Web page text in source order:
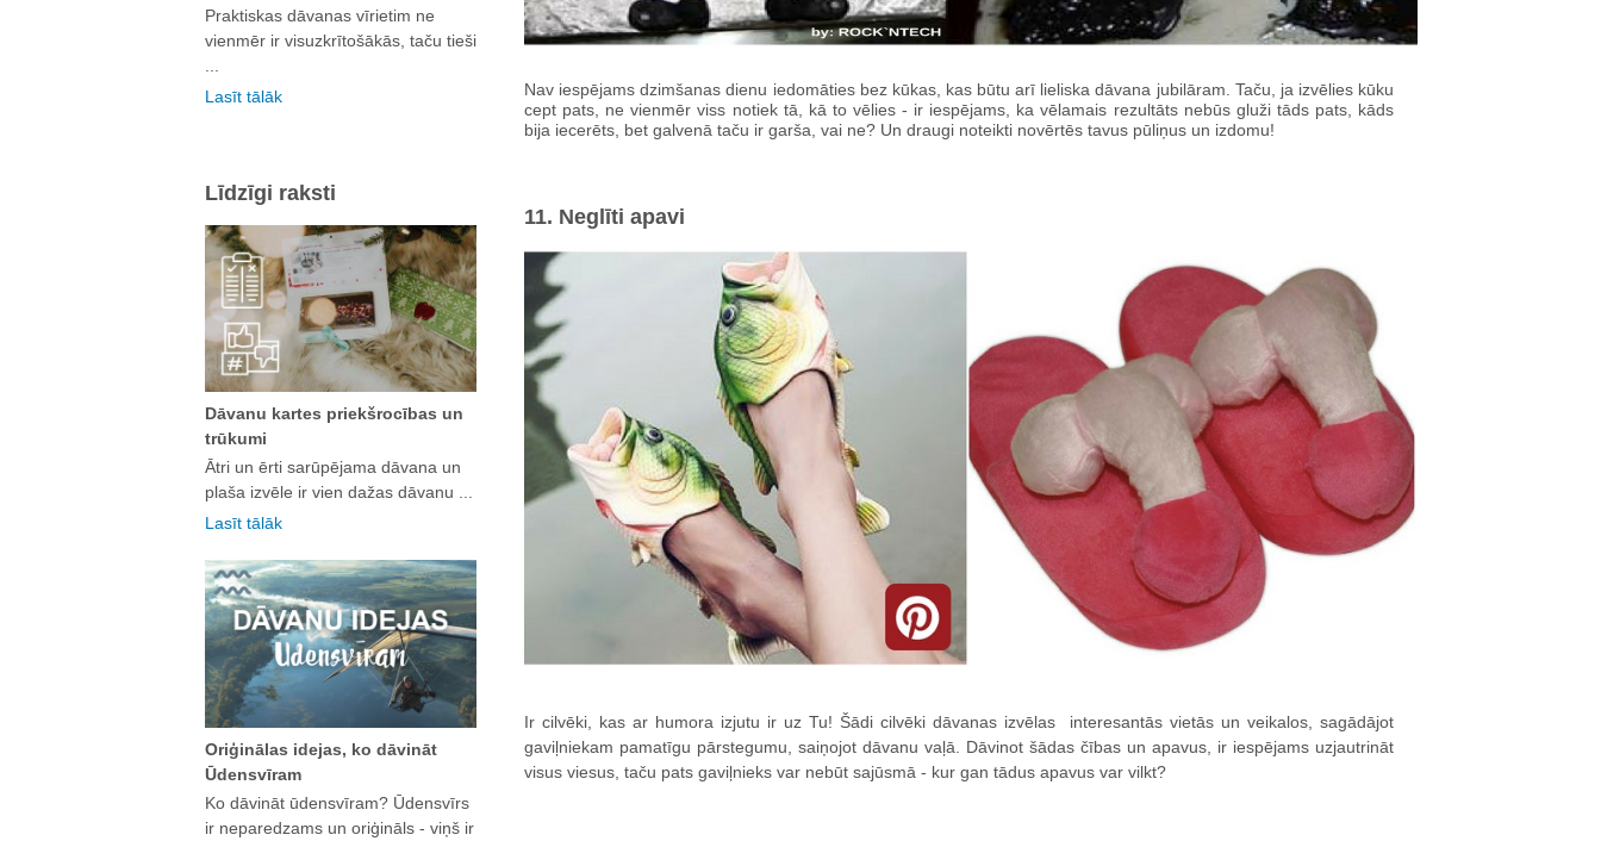
Praktiskas dāvanas vīrietim ne
vienmēr ir visuzkrītošākās, taču tieši
Lasīt tālāk
Līdzīgi raksti
Dāvanu kartes priekšrocības un
trūkumi
Ātri un ērti sarūpējama dāvana un
plaša izvēle ir vien dažas dāvanu ...
Lasīt tālāk
Oriģinālas idejas, ko dāvināt
Ūdensvīram
Ko dāvināt ūdensvīram? Ūdensvīrs
ir neparedzams un oriģināls - viņš ir
Nav iespējams dzimšanas dienu iedomāties bez kūkas, kas būtu arī lieliska dāvana jubilāram. Taču, ja izvēlies kūku
cept pats, ne vienmēr viss notiek tā, kā to vēlies - ir iespējams, ka vēlamais rezultāts nebūs gluži tāds pats, kāds
bija iecerēts, bet galvenā taču ir garša, vai ne? Un draugi noteikti novērtēs tavus pūliņus un izdomu!
11. Neglīti apavi
Ir cilvēki, kas ar humora izjutu ir uz Tu! Šādi cilvēki dāvanas izvēlas interesantās vietās un veikalos, sagādājot
gaviļniekam pamatīgu pārstegumu, saiņojot dāvanu vaļā. Dāvinot šādas čības un apavus, ir iespējams uzjautrināt
visus viesus, taču pats gaviļnieks var nebūt sajūsmā - kur gan tādus apavus var vilkt?